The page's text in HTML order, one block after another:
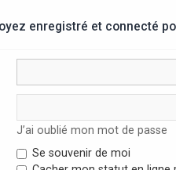
enregistré et connecté
J’ai oublié mon mot de passe
Se souvenir de moi